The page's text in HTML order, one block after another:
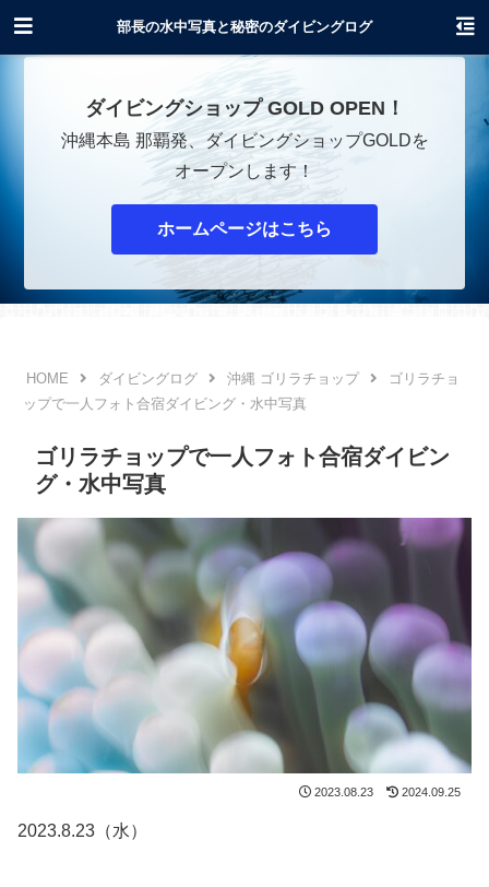
沖縄でダイビングショップOPENします！
ダイビングショップ GOLD OPEN！
沖縄本島 那覇発、ダイビングショップGOLDを
オープンします！
ホームページはこちら
ダイビングログ 沖縄 ゴリラチョップ
ゴリラチョ
ップで一人フォト合宿ダイビング・水中写真
ゴリラチョップで一人フォト合宿ダイビン
グ・水中写真
2023.08.23 2024.09.25
2023.8.23（水）
部長の水中写真と秘密のダイビングログ